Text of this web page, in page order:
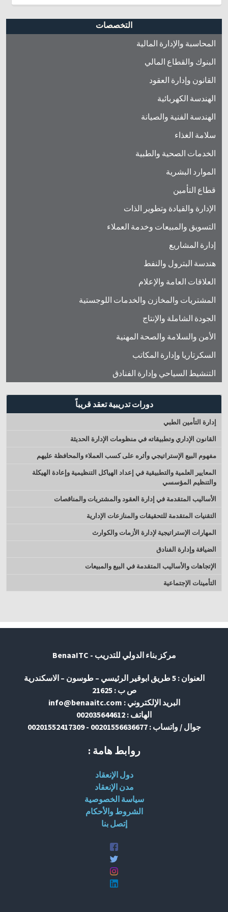
التخصصات
المحاسبة والإدارة المالية
البنوك والقطاع المالي
القانون وإدارة العقود
الهندسة الكهربائية
الهندسة الفنية والصيانة
سلامة الغذاء
الخدمات الصحية والطبية
الموارد البشرية
قطاع التأمين
الإدارة والقيادة وتطوير الذات
التسويق والمبيعات وخدمة العملاء
إدارة المشاريع
هندسة البترول والنفط
العلاقات العامة والإعلام
المشتريات والمخازن والخدمات اللوجستية
الجودة الشاملة والإنتاج
الأمن والسلامة والصحة المهنية
السكرتاريا وإدارة المكاتب
التنشيط السياحي وإدارة الفنادق
دورات تدريبية تعقد قريباً
إدارة التأمين الطبي
القانون الإداري وتطبيقاته في منظومات الإدارة الحديثة
مفهوم البيع الإستراتيجي وأثره على كسب العملاء والمحافظة عليهم
المعايير العلمية والتطبيقية في إعداد الهياكل التنظيمية وإعادة الهيكلة
والتنظيم المؤسسي
الأساليب المتقدمة في إدارة العقود والمشتريات والمناقصات
التقنيات المتقدمة للتحقيقات والمنازعات الإدارية
المهارات الإستراتيجية لإدارة الأزمات والكوارث
الضيافة وإدارة الفنادق
الإتجاهات والأساليب المتقدمة في البيع والمبيعات
التأمينات الإجتماعية
مركز بناء الدولي للتدريب - BenaaITC
العنوان : 5 طريق ابوقير الرئيسي – طوسون – الاسكندرية
ص ب : 21625
البريد الإلكتروني : info@benaaitc.com
الهاتف : 002035644612
جوال / واتساب : 00201556636677 - 00201552417309
روابط هامة :
دول الإنعقاد
مدن الإنعقاد
سياسة الخصوصية
الشروط والأحكام
إتصل بنا